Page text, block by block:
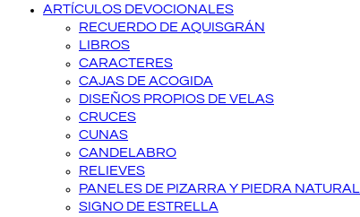
ARTÍCULOS DEVOCIONALES
RECUERDO DE AQUISGRÁN
LIBROS
CARACTERES
CAJAS DE ACOGIDA
DISEÑOS PROPIOS DE VELAS
CRUCES
CUNAS
CANDELABRO
RELIEVES
PANELES DE PIZARRA Y PIEDRA NATURAL
SIGNO DE ESTRELLA